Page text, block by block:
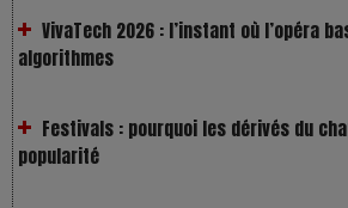
Festivals : pourquoi les dérivés du
Les Rayons et les Ombres : Jusqu’où